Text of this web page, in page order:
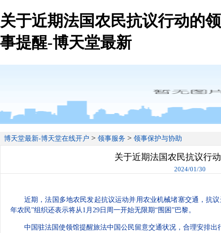
关于近期法国农民抗议行动的领
事提醒-博天堂最新
博天堂最新-博天堂在线开户 > 领事服务 > 领事保护与协助
关于近期法国农民抗议行
2024/01/30
近期，法国多地农民发起抗议运动并用农业机械堵塞交通，抗
年农民”组织还表示将从1月29日周一开始无限期“围困”巴黎。
中国驻法国使领馆提醒旅法中国公民留意交通状况，合理安排